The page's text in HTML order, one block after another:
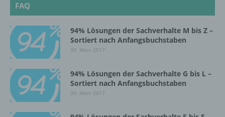
FAQ
94% Lösungen der Sachverhalte M bis Z –
Sortiert nach Anfangsbuchstaben
30. März 2017
94% Lösungen der Sachverhalte G bis L –
Sortiert nach Anfangsbuchstaben
30. März 2017
Verknüpfung, die Einschränkung, das
Löschen oder die Vernichtung.
d) Einschränkung der Verarbeitung
Einschränkung der Verarbeitung ist die